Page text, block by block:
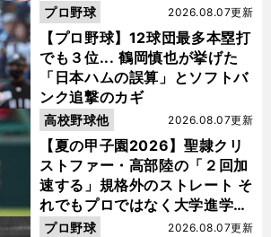
【プロ野球】12球団最多本塁打
でも３位... 鶴岡慎也が挙げた
「日本ハムの誤算」とソフトバ
ンク追撃のカギ
2026.08.07更新
プロ野球
【夏の甲子園2026】聖隷クリ
ストファー・高部陸の「２回加
速する」規格外のストレート そ
れでもプロではなく大学進学を
選ぶ理由
2026.08.07更新
高校野球他
2026.08.07更新
プロ野球